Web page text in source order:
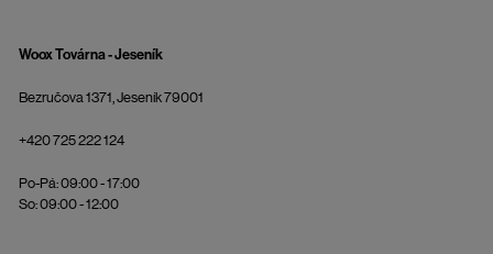
Woox Továrna - Jeseník
Bezručova 1371, Jeseník 79001
+420 725 222 124
Po-Pá: 09:00 - 17:00
So: 09:00 - 12:00